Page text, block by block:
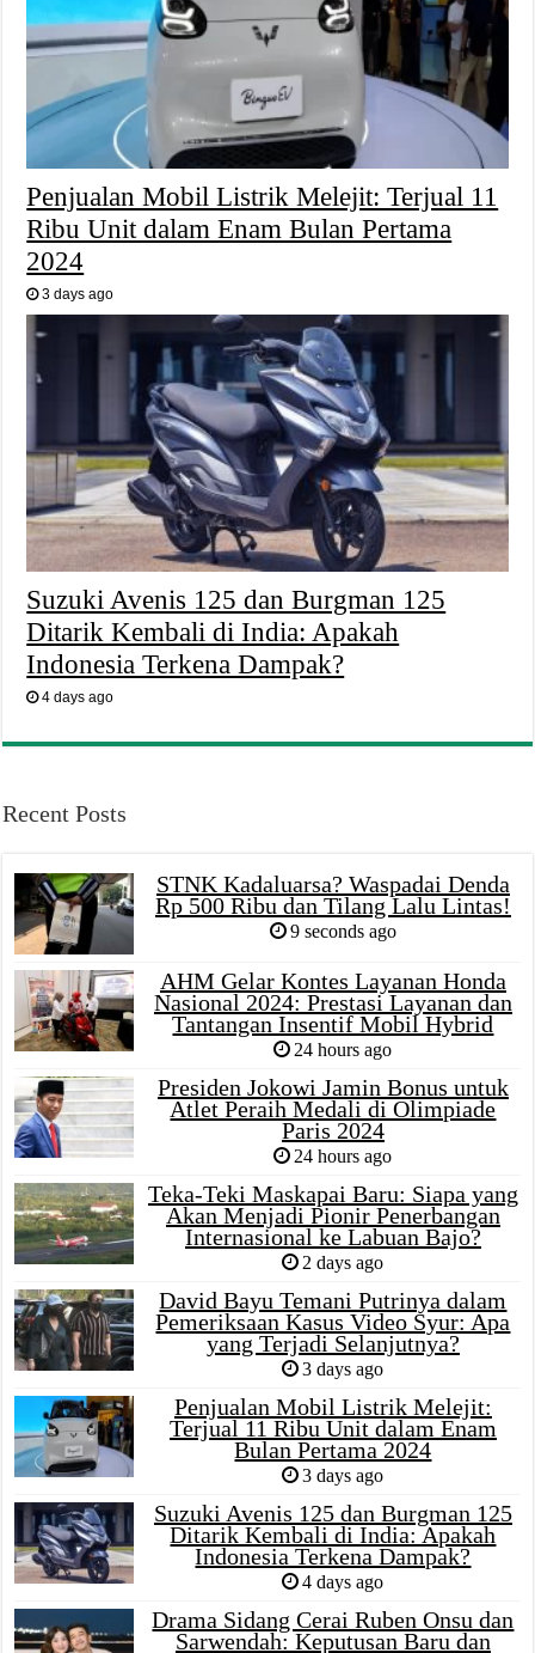
Penjualan Mobil Listrik Melejit: Terjual 11
Ribu Unit dalam Enam Bulan Pertama
2024
3 days ago
Suzuki Avenis 125 dan Burgman 125
Ditarik Kembali di India: Apakah
Indonesia Terkena Dampak?
4 days ago
Recent Posts
STNK Kadaluarsa? Waspadai Denda
Rp 500 Ribu dan Tilang Lalu Lintas!
9 seconds ago
AHM Gelar Kontes Layanan Honda
Nasional 2024: Prestasi Layanan dan
Tantangan Insentif Mobil Hybrid
24 hours ago
Presiden Jokowi Jamin Bonus untuk
Atlet Peraih Medali di Olimpiade
Paris 2024
24 hours ago
Teka-Teki Maskapai Baru: Siapa yang
Akan Menjadi Pionir Penerbangan
Internasional ke Labuan Bajo?
2 days ago
David Bayu Temani Putrinya dalam
Pemeriksaan Kasus Video Syur: Apa
yang Terjadi Selanjutnya?
3 days ago
Penjualan Mobil Listrik Melejit:
Terjual 11 Ribu Unit dalam Enam
Bulan Pertama 2024
3 days ago
Suzuki Avenis 125 dan Burgman 125
Ditarik Kembali di India: Apakah
Indonesia Terkena Dampak?
4 days ago
Drama Sidang Cerai Ruben Onsu dan
Sarwendah: Keputusan Baru dan